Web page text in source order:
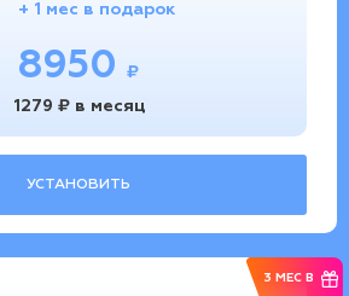
+ 1 мес в подарок
8950
₽
1279 ₽ в месяц
УСТАНОВИТЬ
3 МЕС В